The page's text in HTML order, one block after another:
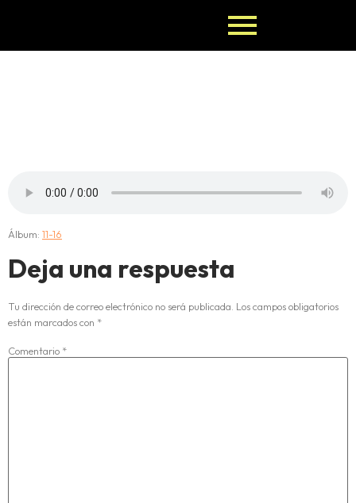
Álbum: 11-16
Deja una respuesta
Tu dirección de correo electrónico no será publicada. Los campos obligatorios
están marcados con *
Comentario *